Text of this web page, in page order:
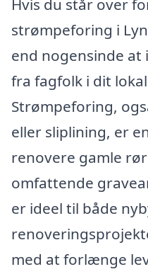
Hvis du står over
strømpeforing i
end nogensinde
fra fagfolk i dit
Strømpeforing,
eller sliplining, er
renovere gamle
omfattende
er ideel til både
med at forlænge